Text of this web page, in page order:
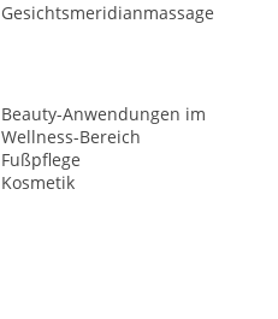
Gesichtsmeridianmassage
Beauty-Anwendungen im
Wellness-Bereich
Fußpflege
Kosmetik